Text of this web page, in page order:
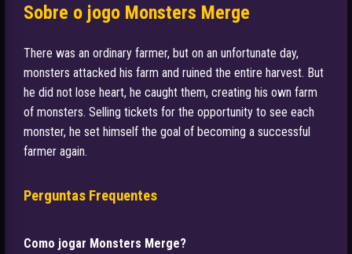
Sobre o jogo Monsters Merge
There was an ordinary farmer, but on an unfortunate day,
monsters attacked his farm and ruined the entire harvest. But
he did not lose heart, he caught them, creating his own farm
of monsters. Selling tickets for the opportunity to see each
monster, he set himself the goal of becoming a successful
farmer again.
Perguntas Frequentes
Como jogar Monsters Merge?